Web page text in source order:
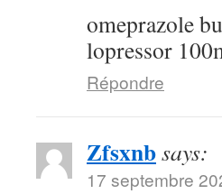
omeprazole
lopressor
Répondre
Zfsxnbsays:
17 septembre